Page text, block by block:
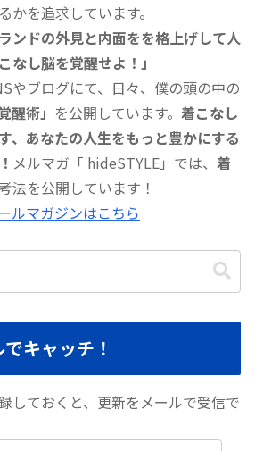
かを追求しています。
ンドの外見と内面をを格上げして人
なし脳を覚醒せよ！」
やブログにて、日々、僕の頭の中の
醒術」 を公開しています。 着こなし
、あなたの人生をもっと豊かにする
メルマガ「 hideSTYLE」では、 着
法を公開しています！
ルマガジンはこちら
キャッチ！
しておくと、更新をメールで受信で